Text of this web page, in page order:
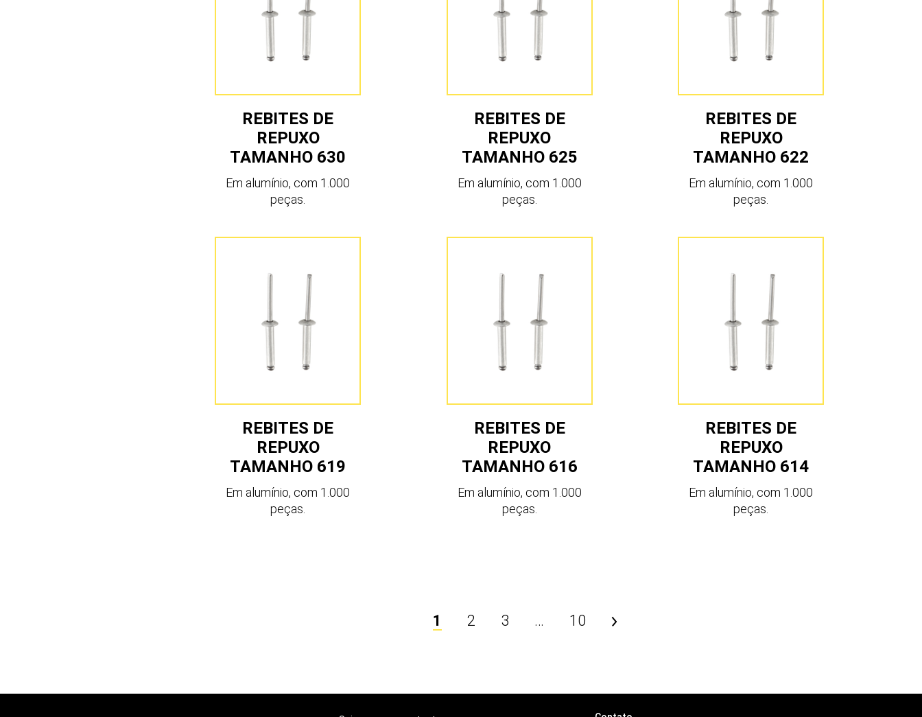
REBITES DE
REPUXO
TAMANHO 630
Em alumínio, com 1.000
peças.
REBITES DE
REPUXO
TAMANHO 625
Em alumínio, com 1.000
peças.
REBITES DE
REPUXO
TAMANHO 622
Em alumínio, com 1.000
peças.
REBITES DE
REPUXO
TAMANHO 619
Em alumínio, com 1.000
peças.
REBITES DE
REPUXO
TAMANHO 616
Em alumínio, com 1.000
peças.
REBITES DE
REPUXO
TAMANHO 614
Em alumínio, com 1.000
peças.
1 2 3 … 10